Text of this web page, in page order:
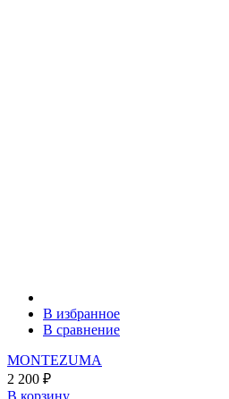
В избранное
В сравнение
MONTEZUMA
2 200 ₽